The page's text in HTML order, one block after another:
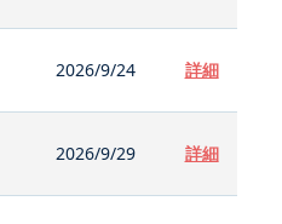
2026/9/24 詳細
2026/9/29 詳細